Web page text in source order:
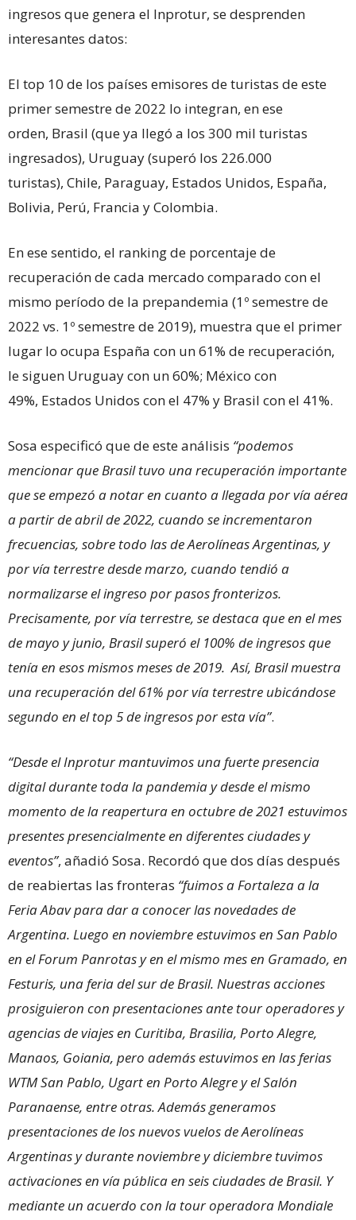
ingresos que genera el Inprotur, se desprenden
interesantes datos:
El top 10 de los países emisores de turistas de este
primer semestre de 2022 lo integran, en ese
orden, Brasil (que ya llegó a los 300 mil turistas
ingresados), Uruguay (superó los 226.000
turistas), Chile, Paraguay, Estados Unidos, España,
Bolivia, Perú, Francia y Colombia.
En ese sentido, el ranking de porcentaje de
recuperación de cada mercado comparado con el
mismo período de la prepandemia (1º semestre de
2022 vs. 1º semestre de 2019), muestra que el primer
lugar lo ocupa España con un 61% de recuperación,
le siguen Uruguay con un 60%; México con
49%, Estados Unidos con el 47% y Brasil con el 41%.
Sosa especificó que de este análisis “podemos
mencionar que Brasil tuvo una recuperación importante
que se empezó a notar en cuanto a llegada por vía aérea
a partir de abril de 2022, cuando se incrementaron
frecuencias, sobre todo las de Aerolíneas Argentinas, y
por vía terrestre desde marzo, cuando tendió a
normalizarse el ingreso por pasos fronterizos.
Precisamente, por vía terrestre, se destaca que en el mes
de mayo y junio, Brasil superó el 100% de ingresos que
tenía en esos mismos meses de 2019. Así, Brasil muestra
una recuperación del 61% por vía terrestre ubicándose
segundo en el top 5 de ingresos por esta vía”.
“Desde el Inprotur mantuvimos una fuerte presencia
digital durante toda la pandemia y desde el mismo
momento de la reapertura en octubre de 2021 estuvimos
presentes presencialmente en diferentes ciudades y
eventos”, añadió Sosa. Recordó que dos días después
de reabiertas las fronteras “fuimos a Fortaleza a la
Feria Abav para dar a conocer las novedades de
Argentina. Luego en noviembre estuvimos en San Pablo
en el Forum Panrotas y en el mismo mes en Gramado, en
Festuris, una feria del sur de Brasil. Nuestras acciones
prosiguieron con presentaciones ante tour operadores y
agencias de viajes en Curitiba, Brasilia, Porto Alegre,
Manaos, Goiania, pero además estuvimos en las ferias
WTM San Pablo, Ugart en Porto Alegre y el Salón
Paranaense, entre otras. Además generamos
presentaciones de los nuevos vuelos de Aerolíneas
Argentinas y durante noviembre y diciembre tuvimos
activaciones en vía pública en seis ciudades de Brasil. Y
mediante un acuerdo con la tour operadora Mondiale